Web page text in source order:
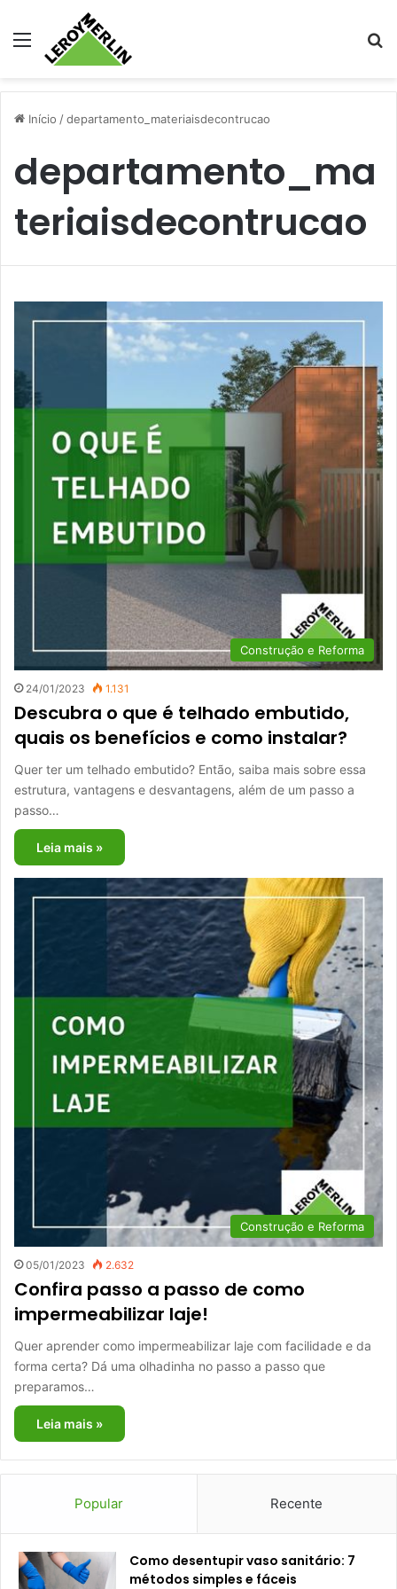
Menu
Início /departamento_materiaisdecontrucao
departamento_ma
teriaisdecontrucao
Construção e Reforma
24/01/2023 1.131
Descubra o que é telhado embutido,
quais os benefícios e como instalar?
Quer ter um telhado embutido? Então, saiba mais sobre essa
estrutura, vantagens e desvantagens, além de um passo a
passo…
Leia mais »
Construção e Reforma
05/01/2023 2.632
Confira passo a passo de como
impermeabilizar laje!
Quer aprender como impermeabilizar laje com facilidade e da
forma certa? Dá uma olhadinha no passo a passo que
preparamos…
Leia mais »
Popular Recente
Como desentupir vaso sanitário: 7
métodos simples e fáceis